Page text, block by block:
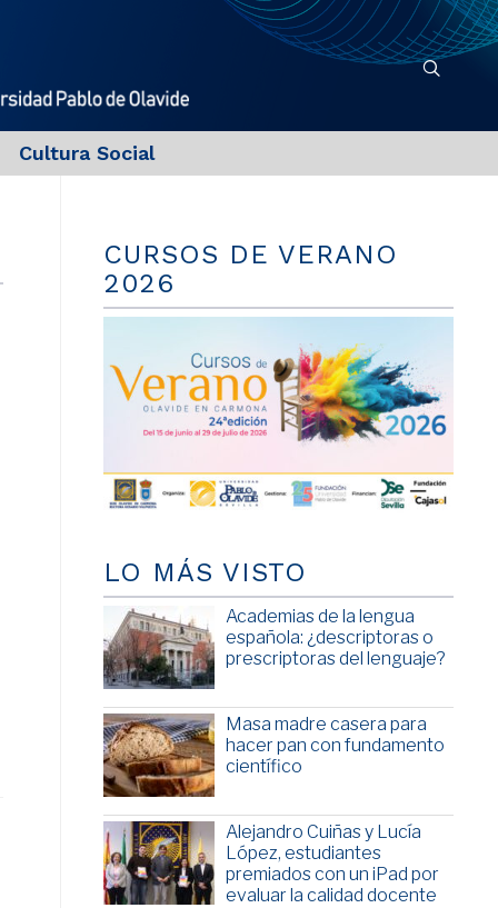
Cultura Social
CURSOS DE VERANO
2026
LO MÁS VISTO
Academias de la lengua
española: ¿descriptoras o
prescriptoras del lenguaje?
Masa madre casera para
hacer pan con fundamento
científico
Alejandro Cuiñas y Lucía
López, estudiantes
premiados con un iPad por
evaluar la calidad docente